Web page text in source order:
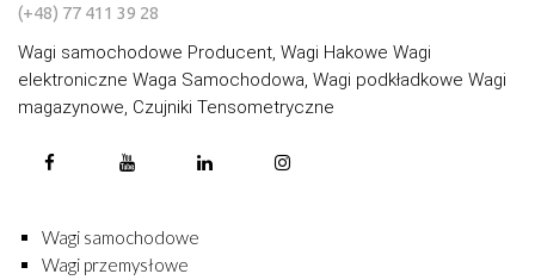
(+48) 77 411 39 28
Wagi samochodowe Producent, Wagi Hakowe Wagi
elektroniczne Waga Samochodowa, Wagi podkładkowe Wagi
magazynowe, Czujniki Tensometryczne
Wagi samochodowe
Wagi przemysłowe